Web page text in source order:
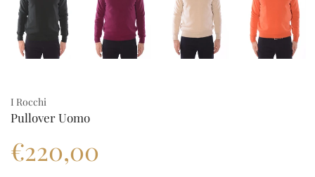
I Rocchi
Pullover Uomo
€220,00